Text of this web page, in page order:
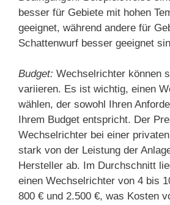
besser für Gebiete mit hohen
geeignet, während andere für
Schattenwurf besser geeignet
Budget: Wechselrichter können
variieren. Es ist wichtig, einen
wählen, der sowohl Ihren
Ihrem Budget entspricht. Der
Wechselrichter bei einer
stark von der Leistung der
Hersteller ab. Im Durchschnitt
einen Wechselrichter von 4 bis
800 € und 2.500 €, was Kosten